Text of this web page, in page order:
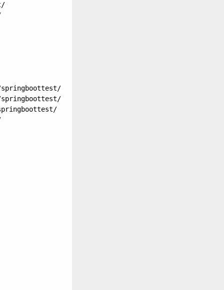
springboottest/
springboottest/